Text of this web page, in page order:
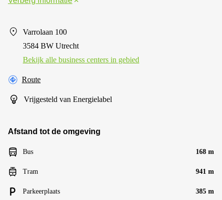
Varrolaan 100
3584 BW Utrecht
Bekijk alle business centers in gebied
Route
Vrijgesteld van Energielabel
Afstand tot de omgeving
Bus 168 m
Tram 941 m
Parkeerplaats 385 m